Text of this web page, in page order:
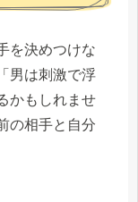
を決めつけな
男は刺激で浮
かもしれませ
の相手と自分